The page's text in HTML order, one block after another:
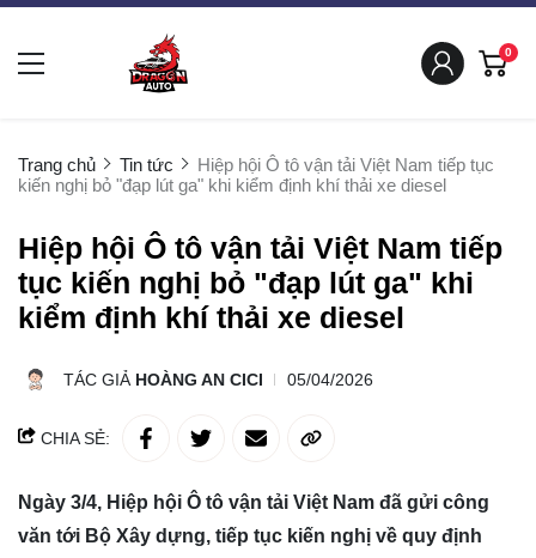
0
Trang chủ Tin tức
Hiệp hội Ô tô vận tải Việt Nam tiếp tục
kiến nghị bỏ "đạp lút ga" khi kiểm định khí thải xe diesel
Hiệp hội Ô tô vận tải Việt Nam tiếp
tục kiến nghị bỏ "đạp lút ga" khi
kiểm định khí thải xe diesel
TÁC GIẢ HOÀNG AN CICI 05/04/2026
CHIA SẺ:
Ngày 3/4, Hiệp hội Ô tô vận tải Việt Nam đã gửi công
văn tới Bộ Xây dựng, tiếp tục kiến nghị về quy định